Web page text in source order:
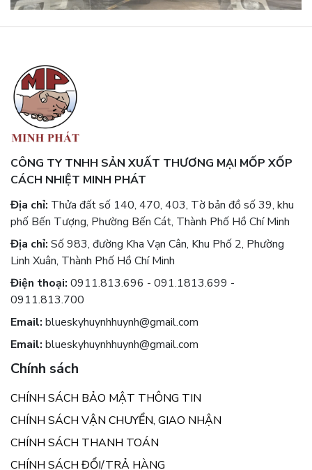
CÔNG TY TNHH SẢN XUẤT THƯƠNG MẠI MỐP XỐP
CÁCH NHIỆT MINH PHÁT
Địa chỉ: Thửa đất số 140, 470, 403, Tờ bản đồ số 39, khu
phố Bến Tượng, Phường Bến Cát, Thành Phố Hồ Chí Minh
Địa chỉ: Số 983, đường Kha Vạn Cân, Khu Phố 2, Phường
Linh Xuân, Thành Phố Hồ Chí Minh
Điện thoại: 0911.813.696 - 091.1813.699 -
0911.813.700
Email: blueskyhuynhhuynh@gmail.com
Email: blueskyhuynhhuynh@gmail.com
Chính sách
CHÍNH SÁCH BẢO MẬT THÔNG TIN
CHÍNH SÁCH VẬN CHUYỂN, GIAO NHẬN
CHÍNH SÁCH THANH TOÁN
CHÍNH SÁCH ĐỔI/TRẢ HÀNG